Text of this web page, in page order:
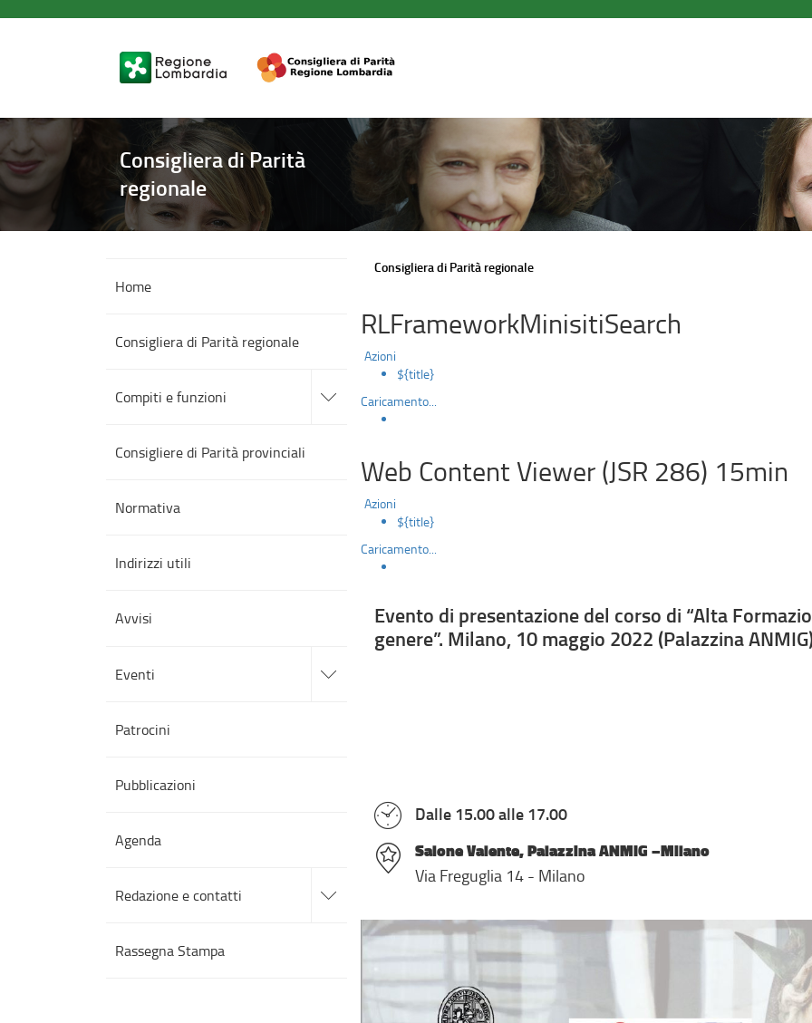
Evento
presentazione
del
corso
di
“Alta
(Palazzina
Consigliera di Parità
regionale
Home
Consigliera di Parità regionale
Compiti e funzioni alle
sotto
Consigliere di Parità provinciali
Normativa
Indirizzi utili
Avvisi
Eventi alle
sotto
Patrocini
Pubblicazioni
Agenda
Redazione e contatti alle
sotto
Rassegna Stampa
Consigliera di Parità regionale
RLFrameworkMinisitiSearch
Azioni
${title}
Caricamento...
Web Content Viewer (JSR 286) 15min
Azioni
${title}
Caricamento...
Evento di presentazione del corso di “Alta
genere”. Milano, 10 maggio 2022 (Palazzina
Dalle 15.00 alle 17.00
Salone Valente, Palazzina ANMIG –Milano
Via Freguglia 14 - Milano